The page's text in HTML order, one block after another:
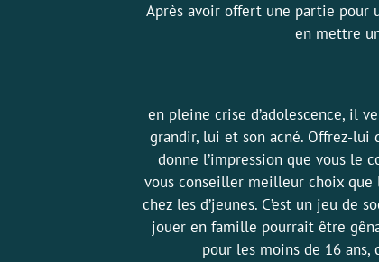
Après avoir offert une partie pour
en mettre
en pleine crise d’adolescence, il
grandir, lui et son acné. Offrez-lui
donne l’impression que vous le
vous conseiller meilleur choix que
chez les d’jeunes. C’est un jeu de
jouer en famille pourrait être
pour les moins de 16